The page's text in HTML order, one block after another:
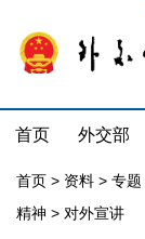
首页 外交部
首页 > 资料 > 专题
精神 > 对外宣讲